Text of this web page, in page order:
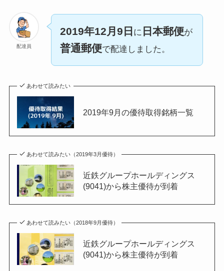
配達員
2019年12月9日 に 日本郵便が
普通郵便で配達しました。
あわせて読みたい
2019年9月の優待取得銘柄一覧
あわせて読みたい（2019年3月優待）
近鉄グループホールディングス
(9041)から株主優待が到着
あわせて読みたい（2018年9月優待）
近鉄グループホールディングス
(9041)から株主優待が到着